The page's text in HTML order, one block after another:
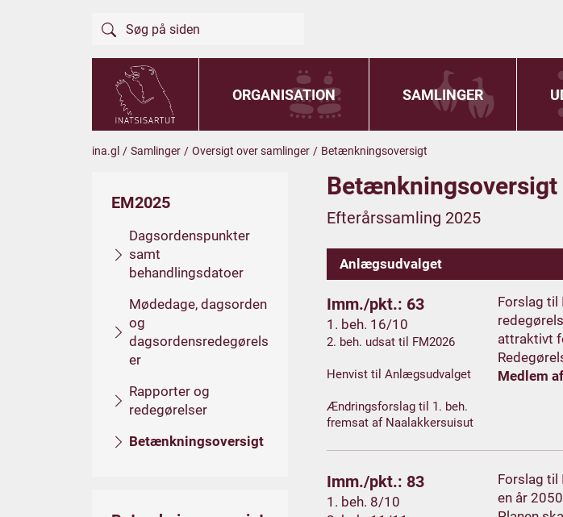
ORGANISATION SAMLINGER
ina.gl / Samlinger / Oversigt over samlinger / Betænkningsoversigt
EM2025
Dagsordenspunkter
samt
behandlingsdatoer
Mødedage, dagsorden
og
dagsordensredegørels
er
Rapporter og
redegørelser
Betænkningsoversigt
Betænkningsoversigt
Efterårssamling 2025
Anlægsudvalget
Imm./pkt.: 63
1. beh. 16/10
2. beh. udsat til FM2026
Henvist til Anlægsudvalget
Ændringsforslag til 1. beh.
fremsat af Naalakkersuisut
Forslag til
attraktivt
Medlem
Imm./pkt.: 83
1. beh. 8/10
Forslag til
en år